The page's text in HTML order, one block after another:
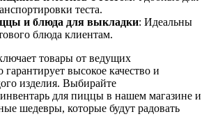
теста.
и блюда для выкладки: Идеальны
блюда клиентам.
товары от ведущих
гарантирует высокое качество и
изделия. Выбирайте
для пиццы в нашем магазине и
шедевры, которые будут радовать